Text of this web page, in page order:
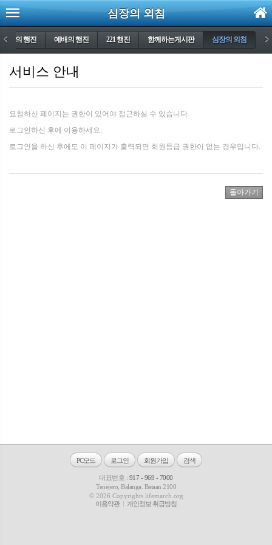
심장의 외침
<
생명의 행진 예배의 행진 221 행진 함께하는게시판 심장의 외침 >
서비스 안내
요청하신 페이지는 권한이 있어야 접근하실 수 있습니다.
로그인하신 후에 이용하세요.
로그인을 하신 후에도 이 페이지가 출력되면 회원등급 권한이 없는 경우입니다.
PC모드 로그인 회원가입 검색
대표번호 : 917 - 969 - 7000
Tenejero, Balanga. Bataan 2100
© 2026 Copyrights lifemarch.org
이용약관
개인정보 취급방침